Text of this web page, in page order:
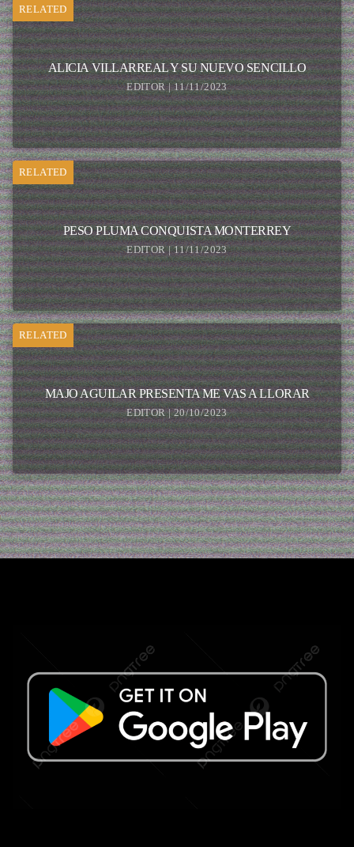
RELATED
ALICIA VILLARREAL Y SU NUEVO SENCILLO
EDITOR | 11/11/2023
RELATED
PESO PLUMA CONQUISTA MONTERREY
EDITOR | 11/11/2023
RELATED
MAJO AGUILAR PRESENTA ME VAS A LLORAR
EDITOR | 20/10/2023